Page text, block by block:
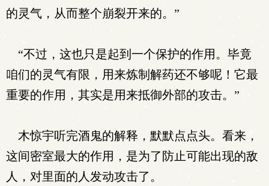
的灵气，从而整个崩裂开来的。”
“不过，这也只是起到一个保护的作用。毕竟
咱们的灵气有限，用来炼制解药还不够呢！它最
重要的作用，其实是用来抵御外部的攻击。”
木惊宇听完酒鬼的解释，默默点点头。看来，
这间密室最大的作用，是为了防止可能出现的敌
人，对里面的人发动攻击了。